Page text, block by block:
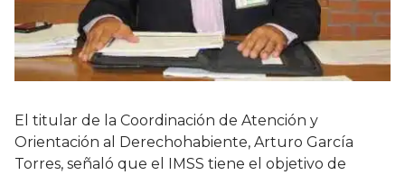
El titular de la Coordinación de Atención y
Orientación al Derechohabiente, Arturo García
Torres, señaló que el IMSS tiene el objetivo de